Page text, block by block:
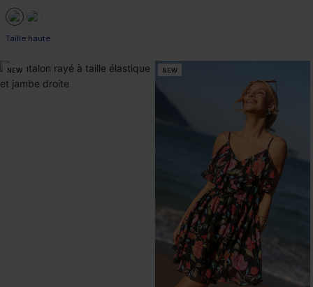
Taille haute
NEW NEW